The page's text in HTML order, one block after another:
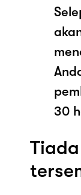
30